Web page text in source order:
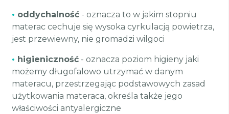
• oddychalność - oznacza to w jakim stopniu
materac cechuje się wysoka cyrkulacją powietrza,
jest przewiewny, nie gromadzi wilgoci
• higieniczność - oznacza poziom higieny jaki
możemy długofalowo utrzymać w danym
materacu, przestrzegając podstawowych zasad
użytkowania materaca, określa także jego
właściwości antyalergiczne